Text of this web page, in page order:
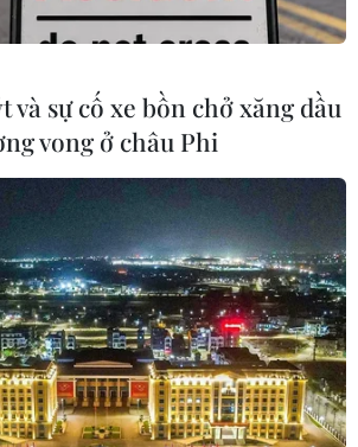
và sự cố xe bồn chở xăng dầu
vong ở châu Phi